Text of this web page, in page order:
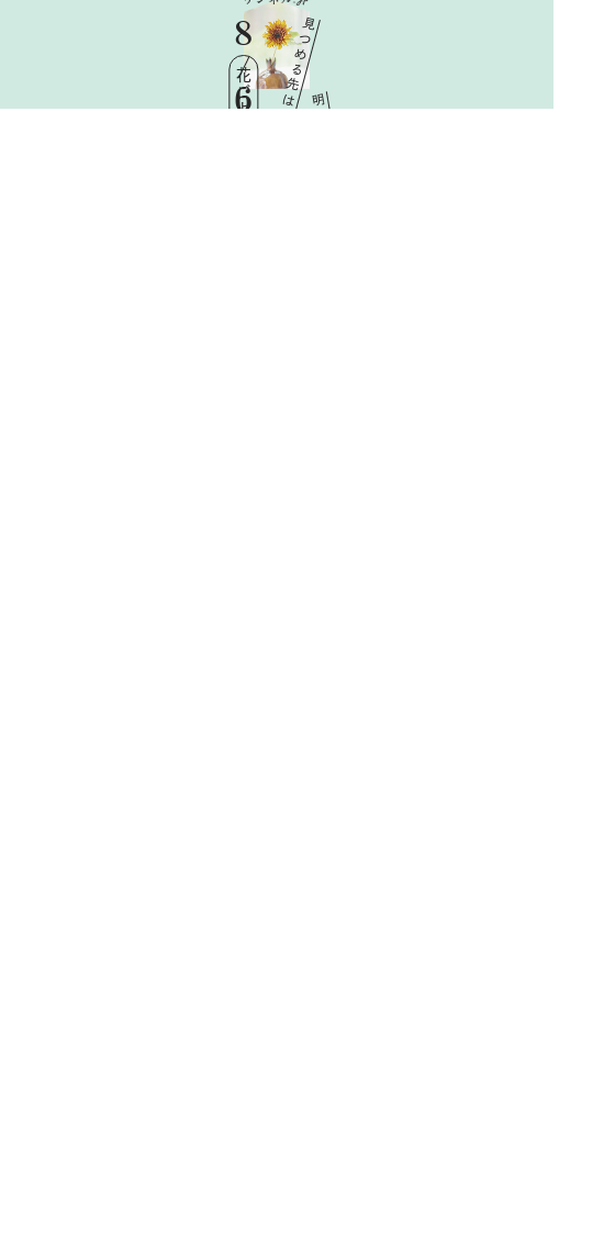
見
つ
め
る
先
は
明
8
6
花ごよみ